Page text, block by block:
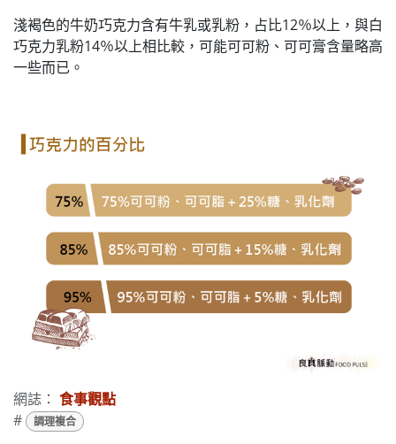
淺褐色的牛奶巧克力含有牛乳或乳粉，占比12％以上，與白
巧克力乳粉14％以上相比較，可能可可粉、可可膏含量略高
一些而已。
網誌： 食事觀點
#
調理複合